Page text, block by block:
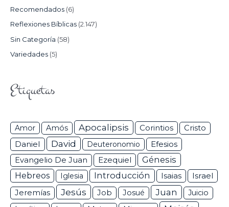
Recomendados (6)
Reflexiones Bíblicas (2.147)
Sin Categoría (58)
Variedades (5)
Etiquetas
Amor Amós Apocalipsis Corintios Cristo
Daniel David Deuteronomio Efesios
Evangelio De Juan Ezequiel
Génesis
Hebreos
Iglesia Introducción Isaias Israel
Jeremías Jesús Job Josué Juan
Juicio